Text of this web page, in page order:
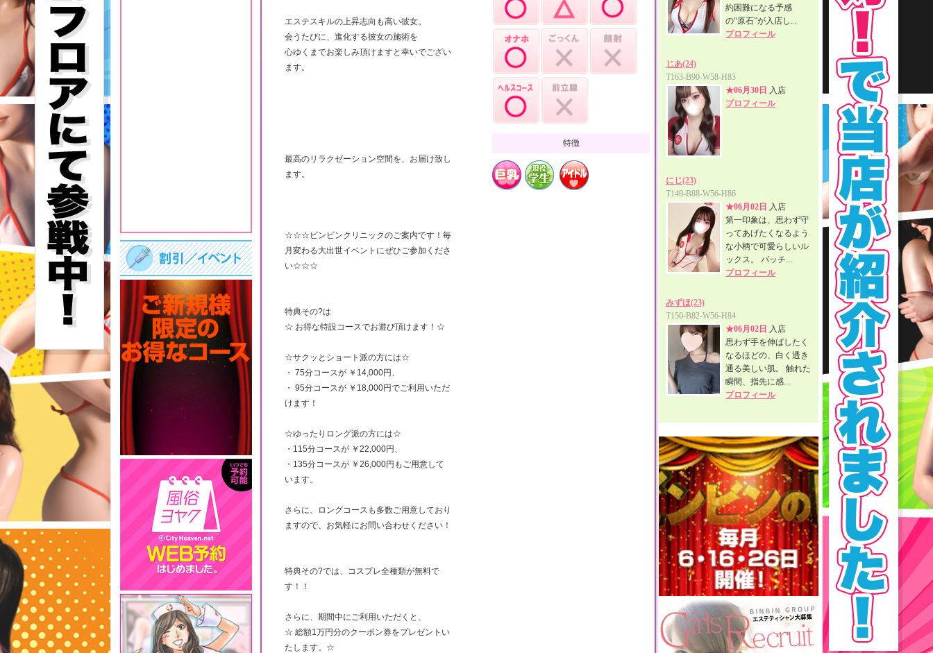
エステスキルの上昇志向も高い彼女。
会うたびに、進化する彼女の施術を
心ゆくまでお楽しみ頂けますと幸いでござい
ます。
最高のリラクゼーション空間を、お届け致し
ます。
☆☆☆ビンビンクリニックのご案内です！毎
月変わる大出世イベントにぜひご参加くださ
い☆☆☆
特典その?は
☆ お得な特設コースでお遊び頂けます！☆
☆サクッとショート派の方には☆
・ 75分コースが ￥14,000円、
・ 95分コースが ￥18,000円でご利用いただ
けます！
☆ゆったりロング派の方には☆
・115分コースが ￥22,000円、
・135分コースが ￥26,000円もご用意して
います。
さらに、ロングコースも多数ご用意しており
ますので、お気軽にお問い合わせください！
特典その?では、コスプレ全種類が無料で
す！！
さらに、期間中にご利用いただくと、
☆ 総額1万円分のクーポン券をプレゼントい
たします。☆
特徴